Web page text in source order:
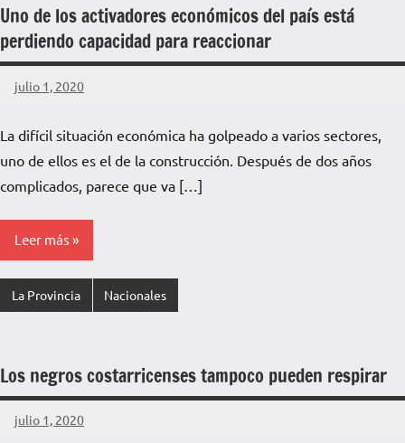
Uno de los activadores económicos del país está
perdiendo capacidad para reaccionar
julio 1, 2020
La
de
La
Pampa
La difícil situación económica ha golpeado a varios sectores,
uno de ellos es el de la construcción. Después de dos años
complicados, parece que va […]
Leer más
La Provincia Nacionales
Los negros costarricenses tampoco pueden respirar
julio 1, 2020
La